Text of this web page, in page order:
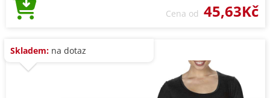
Cena od 45,63Kč
Skladem: na dotaz